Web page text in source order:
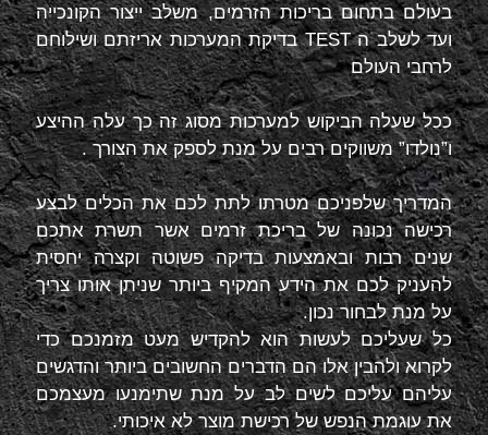
בעולם בתחום בריכות הזרמים, משלב ייצור הקונכייה
ועד לשלב הTESTבדיקת המערכות אריזתם ושילוחם
לרחבי העולם
ככל שעלה הביקוש למערכות מסוג זה כך עלה ההיצע
ו”נולדו” משווקים רבים על מנת לספק את הצורך .
המדריך שלפניכם מטרתו לתת לכם את הכלים לבצע
רכישה נכונה של בריכת זרמים אשר תשרת אתכם
שנים רבות ובאמצעות בדיקה פשוטה וקצרה יחסית
להעניק לכם את הידע המקיף ביותר שניתן אותו צריך
על מנת לבחור נכון.
כל שעליכם לעשות הוא להקדיש מעט מזמנכם כדי
לקרוא ולהבין אלו הם הדברים החשובים ביותר והדגשים
עליהם עליכם לשים לב על מנת שתימנעו מעצמכם
את עוגמת הנפש של רכישת מוצר לא איכותי.